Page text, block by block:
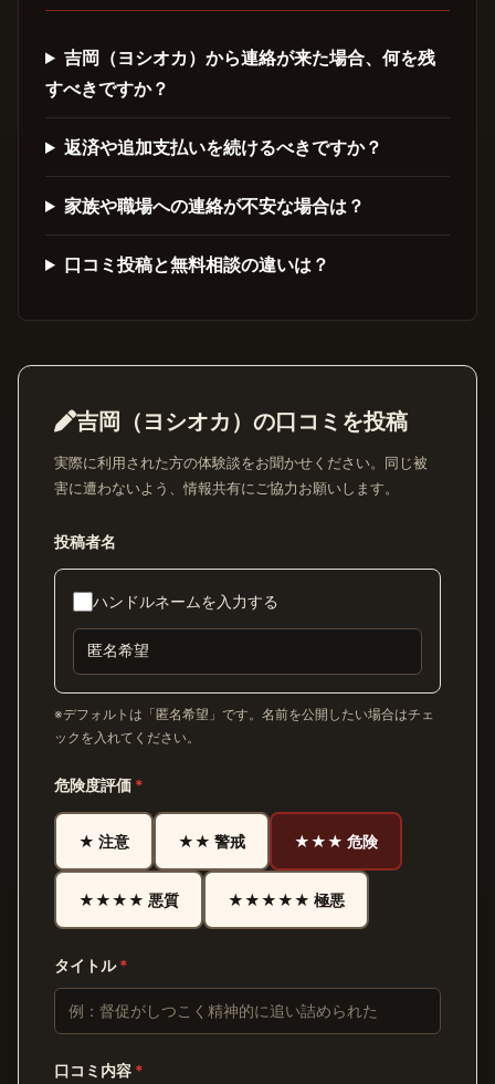
吉岡（ヨシオカ）から連絡が来た場合、何を残
すべきですか？
返済や追加支払いを続けるべきですか？
家族や職場への連絡が不安な場合は？
口コミ投稿と無料相談の違いは？
吉岡（ヨシオカ）の口コミを投稿
実際に利用された方の体験談をお聞かせください。同じ被
害に遭わないよう、情報共有にご協力お願いします。
投稿者名
ハンドルネームを入力する
※デフォルトは「匿名希望」です。名前を公開したい場合はチェ
ックを入れてください。
危険度評価 *
★ 注意 ★★ 警戒 ★★★ 危険
★★★★ 悪質 ★★★★★ 極悪
タイトル*
口コミ内容 *